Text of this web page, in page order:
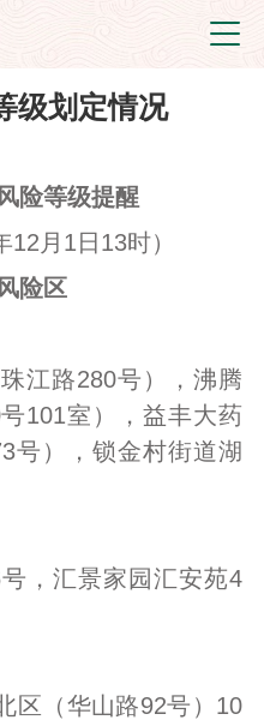
级划定情况
险等级提醒
月1日13时）
险区
路280号），沸腾
101室），益丰大药
号），锁金村街道湖
汇景家园汇安苑4
（华山路92号）10